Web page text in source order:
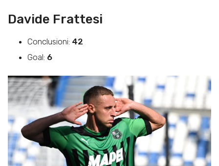
Davide Frattesi
Conclusioni: 42
Goal: 6